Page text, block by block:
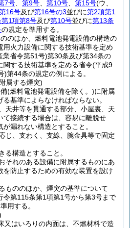
7号 第9号 第10号 第15号(ウ、
16号及び第16号の3並びに第2項第1
1項第8号及び第10号並びに第13条
の規定を準用する。
のほか、燃料電池発電設備の構造の
用火力設備に関する技術基準を定め
業省令第51号)第30条及び第34条の
関する技術基準を定める省令(平成9
)第44条の規定の例による。
属する煙突)
(燃料電池発電設備を除く。)に附属
基準によらなければならない。
天井等を貫通する部分、小屋裏、天
て接続する場合は、容易に離脱せ
漏れない構造とすること。
じ、支わく、支線、腕金具等で固定
る構造とすること。
それのある設備に附属するものにあ
を防止するための有効な装置を設け
もののほか、煙突の基準について
令第115条第1項第1号から第3号まで
用する。
又はいろりの内面は、不燃材料で造